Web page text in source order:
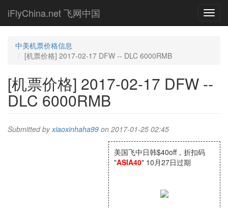
main
iFlyChina.net 飞网中国
中美机票价格信息
[机票价格] 2017-02-17 DFW -- DLC 6000RMB
[机票价格] 2017-02-17 DFW --
DLC 6000RMB
Submitted byxiaoxinhaha99 on 2017-01-25 02:45
美国飞中日韩$40off，折扣码
"ASIA40" 10月27日过期